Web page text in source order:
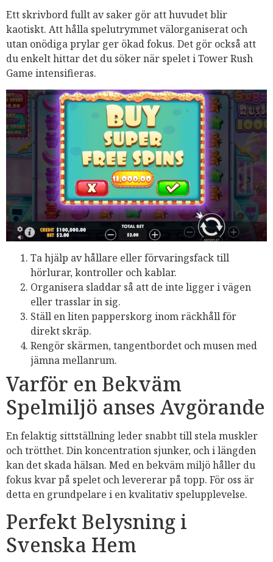
Ett skrivbord fullt av saker gör att huvudet blir
kaotiskt. Att hålla spelutrymmet välorganiserat och
utan onödiga prylar ger ökad fokus. Det gör också att
du enkelt hittar det du söker när spelet i Tower Rush
Game intensifieras.
Ta hjälp av hållare eller förvaringsfack till
hörlurar, kontroller och kablar.
Organisera sladdar så att de inte ligger i vägen
eller trasslar in sig.
Ställ en liten papperskorg inom räckhåll för
direkt skräp.
Rengör skärmen, tangentbordet och musen med
jämna mellanrum.
Varför en Bekväm
Spelmiljö anses Avgörande
En felaktig sittställning leder snabbt till stela muskler
och trötthet. Din koncentration sjunker, och i längden
kan det skada hälsan. Med en bekväm miljö håller du
fokus kvar på spelet och levererar på topp. För oss är
detta en grundpelare i en kvalitativ spelupplevelse.
Perfekt Belysning i
Svenska Hem